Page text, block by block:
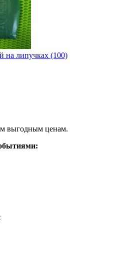
на липучках (100)
выгодным ценам.